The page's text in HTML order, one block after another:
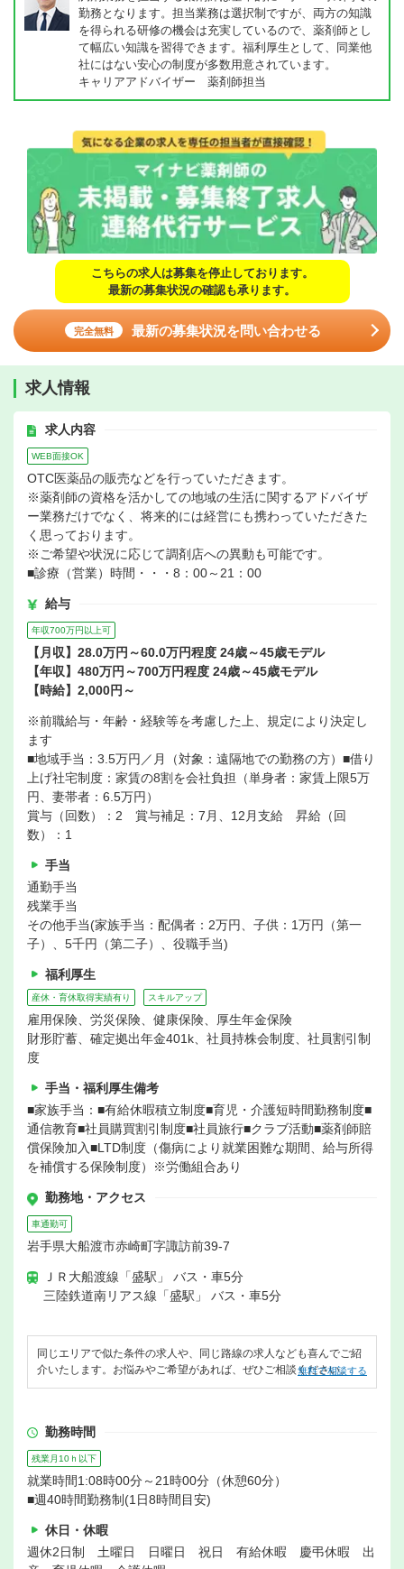
勤務となります。担当業務は選択制ですが、両方の知識
を得られる研修の機会は充実しているので、薬剤師とし
て幅広い知識を習得できます。福利厚生として、同業他
社にはない安心の制度が多数用意されています。
キャリアアドバイザー 薬剤師担当
こちらの求人は募集を停止しております。
最新の募集状況の確認も承ります。
完全無料 最新の募集状況を問い合わせる
求人情報
求人内容
WEB面接OK
OTC医薬品の販売などを行っていただきます。
※薬剤師の資格を活かしての地域の生活に関するアドバイザ
ー業務だけでなく、将来的には経営にも携わっていただきた
く思っております。
※ご希望や状況に応じて調剤店への異動も可能です。
■診療（営業）時間・・・8：00～21：00
給与
年収700万円以上可
【月収】28.0万円～60.0万円程度 24歳～45歳モデル
【年収】480万円～700万円程度 24歳～45歳モデル
【時給】2,000円～
※前職給与・年齢・経験等を考慮した上、規定により決定し
ます
■地域手当：3.5万円／月（対象：遠隔地での勤務の方）■借り
上げ社宅制度：家賃の8割を会社負担（単身者：家賃上限5万
円、妻帯者：6.5万円）
賞与（回数）：2 賞与補足：7月、12月支給 昇給（回
数）：1
手当
通勤手当
残業手当
その他手当(家族手当：配偶者：2万円、子供：1万円（第一
子）、5千円（第二子）、役職手当)
福利厚生
産休・育休取得実績有り スキルアップ
雇用保険、労災保険、健康保険、厚生年金保険
財形貯蓄、確定拠出年金401k、社員持株会制度、社員割引制
度
手当・福利厚生備考
■家族手当：■有給休暇積立制度■育児・介護短時間勤務制度■
通信教育■社員購買割引制度■社員旅行■クラブ活動■薬剤師賠
償保険加入■LTD制度（傷病により就業困難な期間、給与所得
を補償する保険制度）※労働組合あり
勤務地・アクセス
車通勤可
岩手県大船渡市赤崎町字諏訪前39-7
ＪＲ大船渡線「盛駅」 バス・車5分
三陸鉄道南リアス線「盛駅」 バス・車5分
同じエリアで似た条件の求人や、同じ路線の求人なども喜んでご紹
介いたします。お悩みやご希望があれば、ぜひご相談ください。
無料で相談する
勤務時間
残業月10ｈ以下
就業時間1:08時00分～21時00分（休憩60分）
■週40時間勤務制(1日8時間目安)
休日・休暇
週休2日制 土曜日 日曜日 祝日 有給休暇 慶弔休暇 出